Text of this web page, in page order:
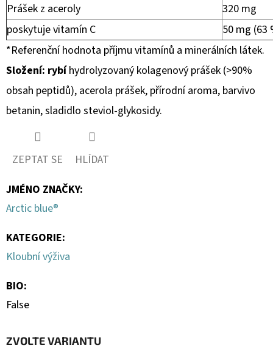
Prášek z aceroly
320 mg
poskytuje vitamín C
50 mg (63
*Referenční hodnota příjmu vitamínů a minerálních látek.
Složení: rybíhydrolyzovaný kolagenový prášek (>90%
obsah peptidů), acerola prášek, přírodní aroma, barvivo
betanin, sladidlo steviol-glykosidy.
ZEPTAT SE
HLÍDAT
JMÉNO ZNAČKY:
Arctic blue®
KATEGORIE:
Kloubní výživa
BIO:
False
ZVOLTE VARIANTU